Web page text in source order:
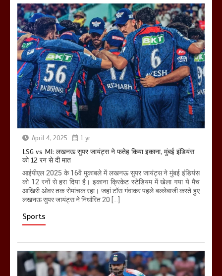
April 4, 2025 1 yr
LSG vs MI: लखनऊ सुपर जायंट्स ने फतेह किया इकाना, मुंबई इंडियंस
को 12 रन से दी मात
आईपीएल 2025 के 16वें मुकाबले में लखनऊ सुपर जायंट्स ने मुंबई इंडियंस
को 12 रनों से हरा दिया है। इकाना क्रिकेट स्टेडियम में खेला गया ये मैच
आखिरी ओवर तक रोमांचक रहा। जहां टॉस गंवाकर पहले बल्लेबाजी करते हुए
लखनऊ सुपर जायंट्स ने निर्धारित 20 […]
Sports